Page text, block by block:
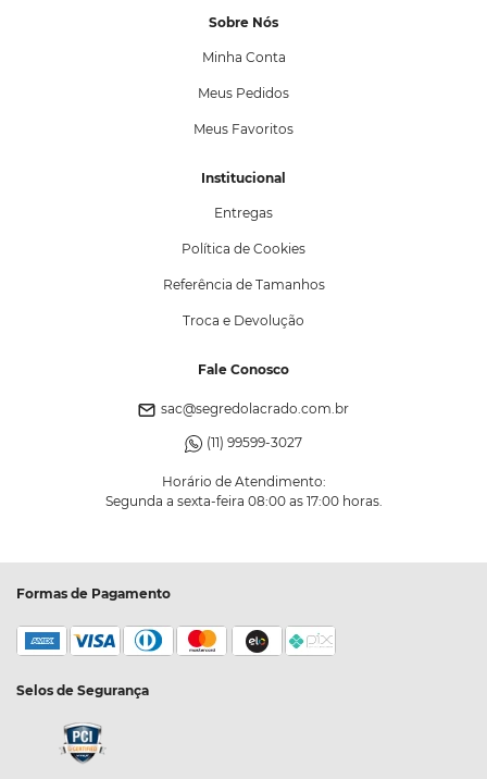
Sobre Nós
Minha Conta
Meus Pedidos
Meus Favoritos
Institucional
Entregas
Política de Cookies
Referência de Tamanhos
Troca e Devolução
Fale Conosco
sac@segredolacrado.com.br
(11) 99599-3027
Horário de Atendimento:
Segunda a sexta-feira 08:00 as 17:00 horas.
Formas de Pagamento
Selos de Segurança